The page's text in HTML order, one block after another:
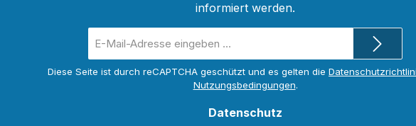
informiert werden.
Mail-
Diese Seite ist durch reCAPTCHA geschützt und es gelten die
Nutzungsbedingungen.
Datenschutz